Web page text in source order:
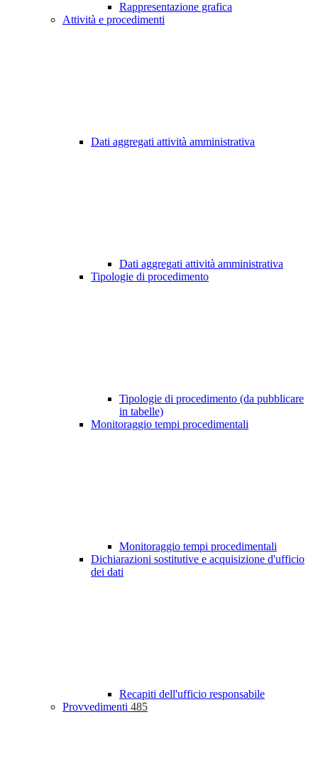
Rappresentazione grafica
Attività e procedimenti
Dati aggregati attività amministrativa
Dati aggregati attività amministrativa
Tipologie di procedimento
Tipologie di procedimento (da pubblicare
in tabelle)
Monitoraggio tempi procedimentali
Monitoraggio tempi procedimentali
Dichiarazioni sostitutive e acquisizione d'ufficio
dei dati
Recapiti dell'ufficio responsabile
Provvedimenti 485